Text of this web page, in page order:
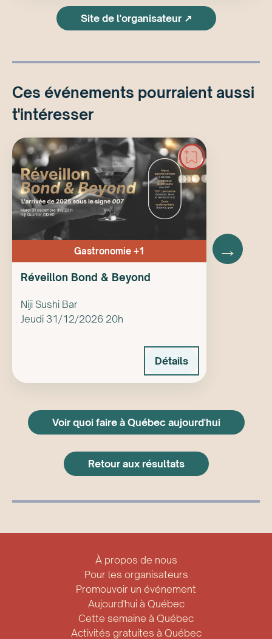
Site de l'organisateur ↗
Ces événements pourraient aussi
t'intéresser
Gastronomie +1
Réveillon Bond & Beyond
Niji Sushi Bar
Jeudi 31/12/2026 20h
Détails
→
Voir quoi faire à Québec aujourd'hui
Retour aux résultats
À propos de nous
Pour les organisateurs
Promouvoir un événement
Aujourd'hui à Québec
Cette semaine à Québec
Activités gratuites à Québec